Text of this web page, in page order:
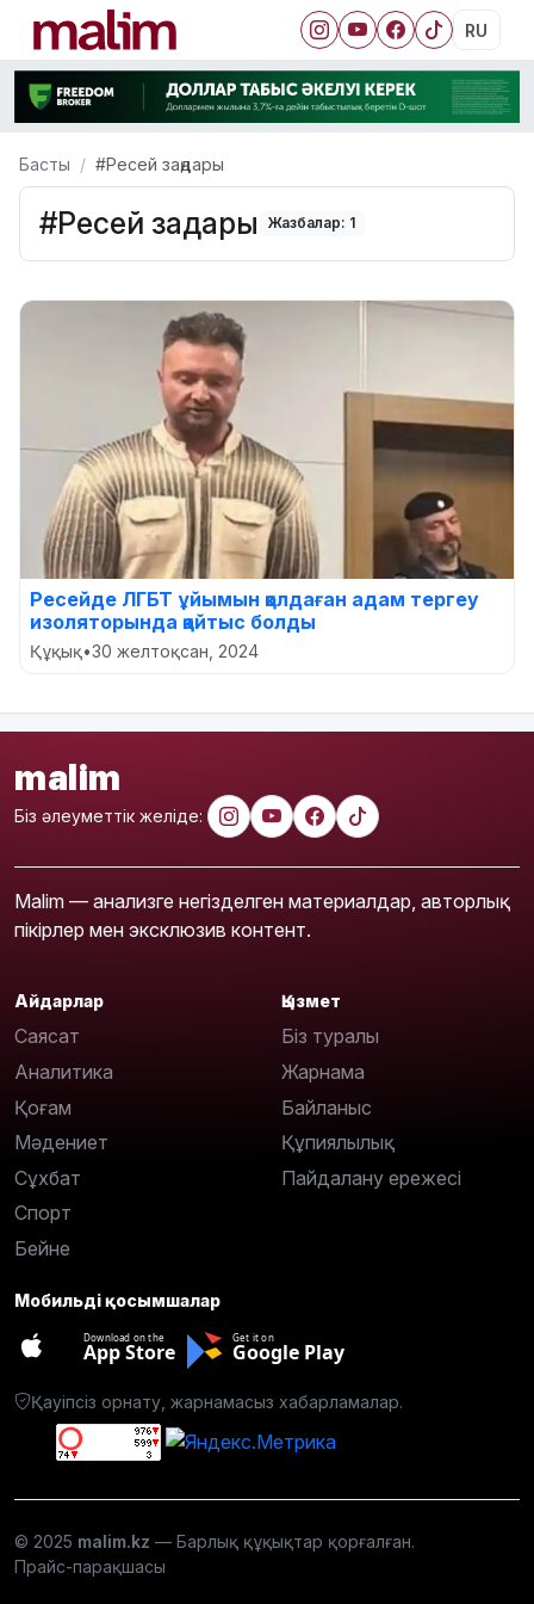
RU
Басты #Ресей заңдары
#Ресей заңдары Жазбалар: 1
Ресейде ЛГБТ ұйымын қолдаған адам тергеу
изоляторында қайтыс болды
Құқық•30 желтоқсан, 2024
malim
Біз әлеуметтік желіде:
Malim — анализге негізделген материалдар, авторлық
пікірлер мен эксклюзив контент.
Айдарлар
Саясат
Аналитика
Қоғам
Мәдениет
Сұхбат
Спорт
Бейне
Қызмет
Біз туралы
Жарнама
Байланыс
Құпиялылық
Пайдалану ережесі
Мобильді қосымшалар
Download on the
App Store
Get it on
Google Play
Қауіпсіз орнату, жарнамасыз хабарламалар.
© 2025 malim.kz — Барлық құқықтар қорғалған.
Прайс-парақшасы